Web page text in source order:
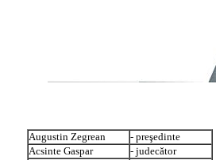
Augustin Zegrean
- preşedinte
Acsinte Gaspar
- judecător